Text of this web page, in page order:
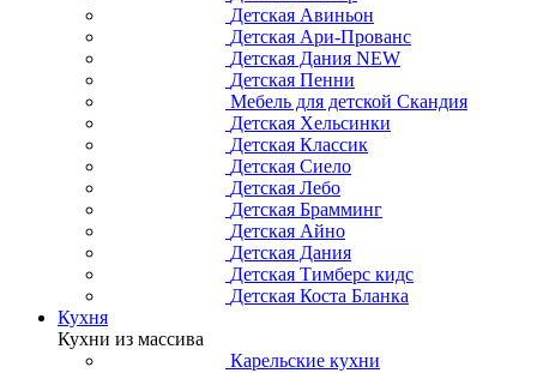
Детская Авиньон
Детская Ари-Прованс
Детская Дания NEW
Детская Пенни
Мебель для детской Скандия
Детская Хельсинки
Детская Классик
Детская Сиело
Детская Лебо
Детская Брамминг
Детская Айно
Детская Дания
Детская Тимберс кидс
Детская Коста Бланка
Кухня
Кухни из массива
Карельские кухни